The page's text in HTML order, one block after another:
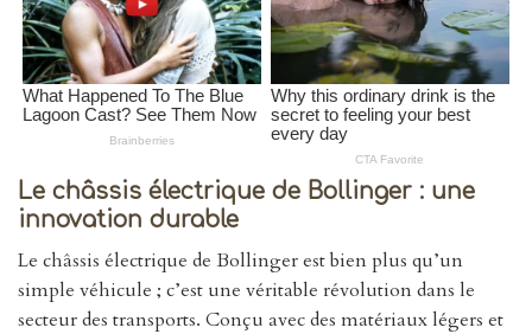
Le châssis électrique de Bollinger : une
innovation durable
Le châssis électrique de Bollinger est bien plus qu’un
simple véhicule ; c’est une véritable révolution dans le
secteur des transports. Conçu avec des matériaux légers et